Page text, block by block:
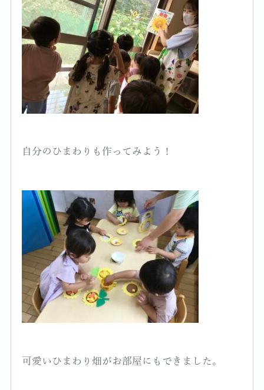
自分のひまわりも作ってみよう！
可愛いひまわり畑がお部屋にもできました。